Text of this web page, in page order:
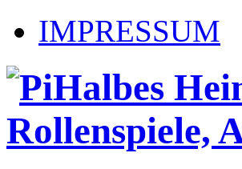
IMPRESSUM